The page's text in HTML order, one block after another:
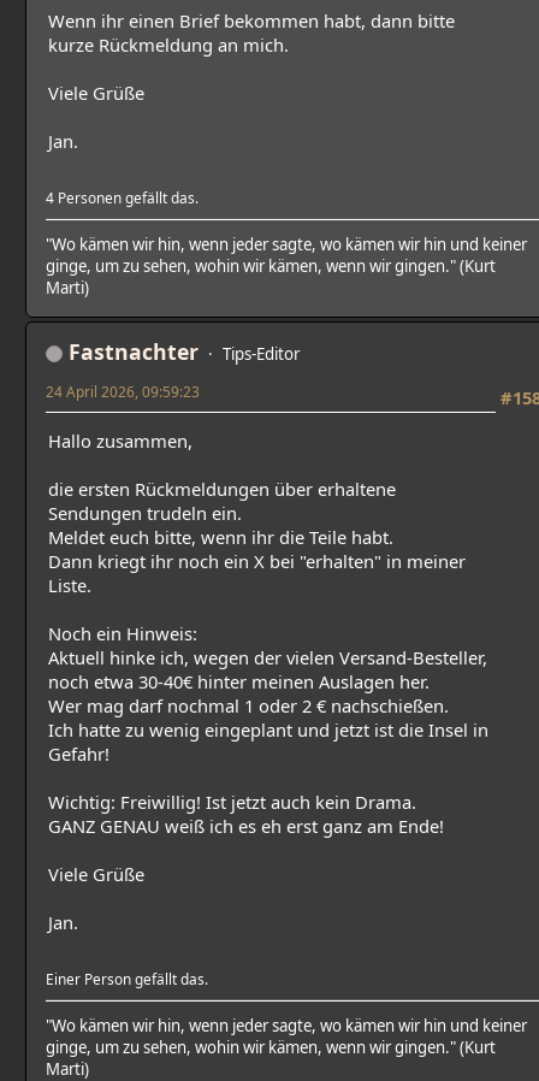
Wenn ihr einen Brief bekommen habt, dann bitte
kurze Rückmeldung an mich.
Viele Grüße
Jan.
4 Personen gefällt das.
"Wo kämen wir hin, wenn jeder sagte, wo kämen wir hin und keiner
ginge, um zu sehen, wohin wir kämen, wenn wir gingen." (Kurt
Marti)
Fastnachter Tips-Editor
24 April 2026, 09:59:23
Hallo zusammen,
die ersten Rückmeldungen über erhaltene
Sendungen trudeln ein.
Meldet euch bitte, wenn ihr die Teile habt.
Dann kriegt ihr noch ein X bei "erhalten" in meiner
Liste.
Noch ein Hinweis:
Aktuell hinke ich, wegen der vielen Versand-Besteller,
noch etwa 30-40€ hinter meinen Auslagen her.
Wer mag darf nochmal 1 oder 2 € nachschießen.
Ich hatte zu wenig eingeplant und jetzt ist die Insel in
Gefahr!
Wichtig: Freiwillig! Ist jetzt auch kein Drama.
GANZ GENAU weiß ich es eh erst ganz am Ende!
Viele Grüße
Jan.
Einer Person gefällt das.
"Wo kämen wir hin, wenn jeder sagte, wo kämen wir hin und keiner
ginge, um zu sehen, wohin wir kämen, wenn wir gingen." (Kurt
Marti)